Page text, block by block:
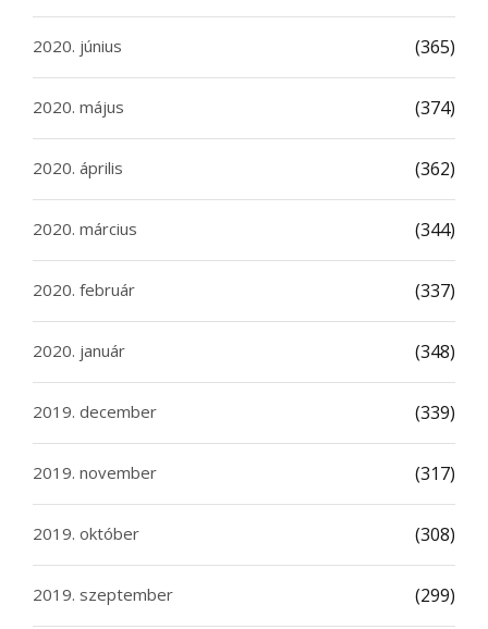
2020. június (365)
2020. május (374)
2020. április (362)
2020. március (344)
2020. február (337)
2020. január (348)
2019. december (339)
2019. november (317)
2019. október (308)
2019. szeptember (299)